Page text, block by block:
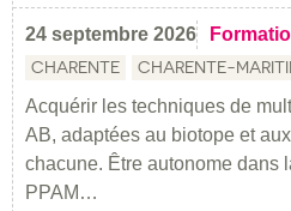
24 septembre 2026
CHARENTE CHARENTE-
Acquérir les techniques de
AB, adaptées au biotope et
chacune. Être autonome dans
PPAM…